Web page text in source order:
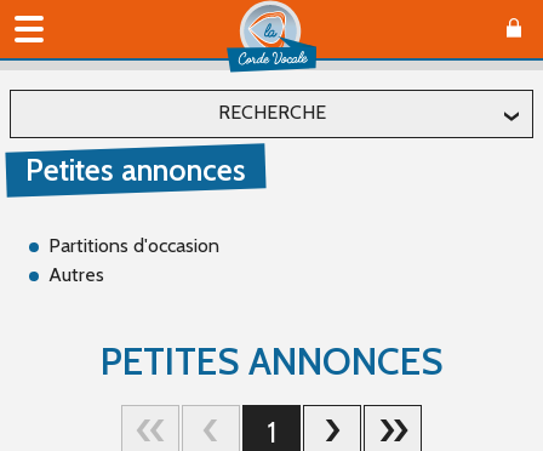
RECHERCHE
Localiser
Affiner
Offre (66)
Petites annonces
Partitions d'occasion
Autres
PETITES ANNONCES
1